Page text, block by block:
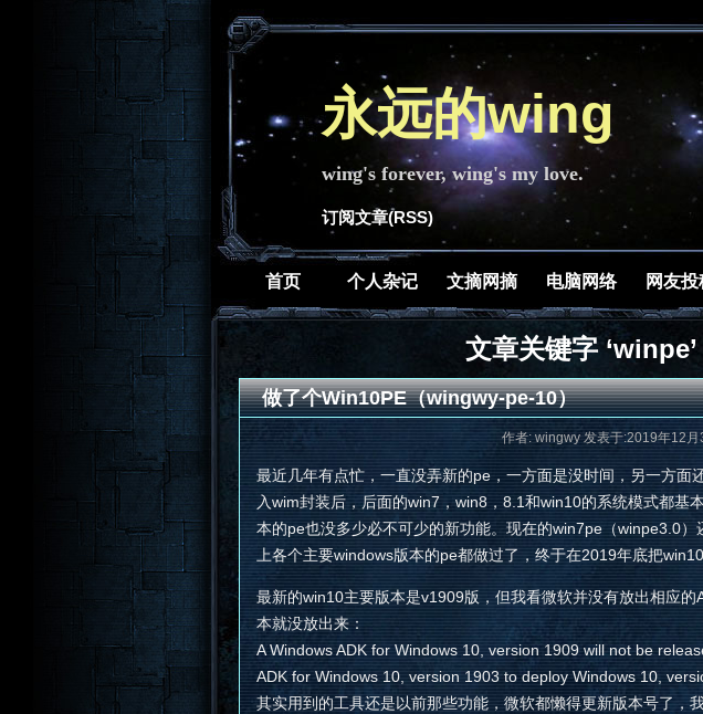
永远的wing
wing's forever, wing's my love.
订阅文章(RSS)
首页 个人杂记 文摘网摘 电脑网络 网友投
文章关键字 ‘winpe’
做了个Win10PE（wingwy-pe-10）
作者: wingwy 发表于:2019年12
最近几年有点忙，一直没弄新的pe，一方面是没时间，另一方面
入wim封装后，后面的win7，win8，8.1和win10的系统模式都基
本的pe也没多少必不可少的新功能。现在的win7pe（winpe3.0
上各个主要windows版本的pe都做过了，终于在2019年底把win10
最新的win10主要版本是v1909版，但我看微软并没有放出相应的
本就没放出来：
A Windows ADK for Windows 10, version 1909 will not be
ADK for Windows 10, version 1903 to deploy Windows 10,
其实用到的工具还是以前那些功能，微软都懒得更新版本号了，